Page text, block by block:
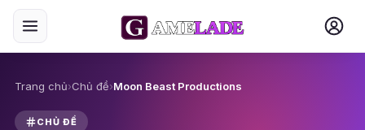
Trang chủ›Chủ đề›Moon Beast Productions
CHỦ ĐỀ